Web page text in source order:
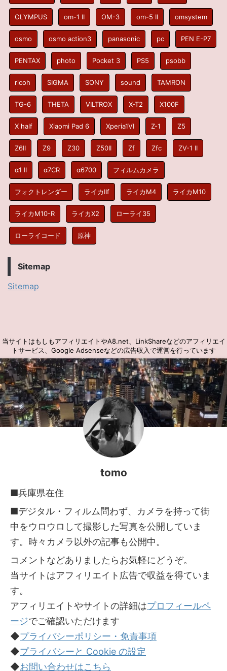
OLYMPUS om-1 II OM-3 om-5 II omsystem
osmo osmo action3 panasonic pc PEN E-P7
PENTAX photo Pocket 3 PS5 psobb
ricoh SIGMA SONY sound TAMRON
TG-6 THETA VILTROX X-T2 X100F
X half Xiaomi Pad 6 Xperia1VI Z-1 Z5
Z6II Z9 Z30 Z50II Zf Zfc ZV-1 II
α1 II α7CR α6700 フィルムカメラ
フォクトレンダー ライカIIf ライカM4 ライカM10
ライカM10-R ライカX2 ローライ35
ローライコード 原神
Sitemap
Sitemap
当サイトはもしもアフィリエイトやA8.net、LinkShareなどのアフィリエイ
トサービス、Google Adsenseなどの広告収入で運営を行っています
tomo
■兵庫県在住
■デジタル・フィルム問わず、カメラを持って街
中をウロウロして撮影した写真を公開していま
す。時々カメラ以外の記事も公開中。
コメントなどありましたらお気軽にどうぞ。
当サイトはアフィリエイト広告で収益を得ていま
す。
アフィリエイトやサイトの詳細はプロフィールペ
ージでご確認いただけます
◆プライバシーポリシー・免責事項
◆プライバシーと Cookie の設定
◆お問い合わせはこちら